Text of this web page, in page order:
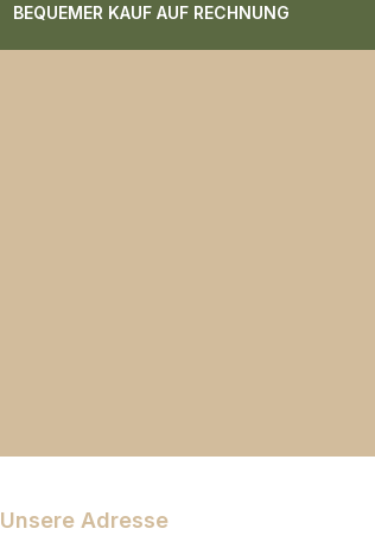
BEQUEMER KAUF AUF RECHNUNG
Unsere Adresse